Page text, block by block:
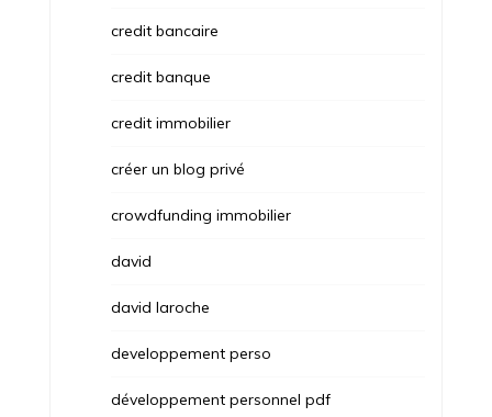
credit bancaire
credit banque
credit immobilier
créer un blog privé
crowdfunding immobilier
david
david laroche
developpement perso
développement personnel pdf